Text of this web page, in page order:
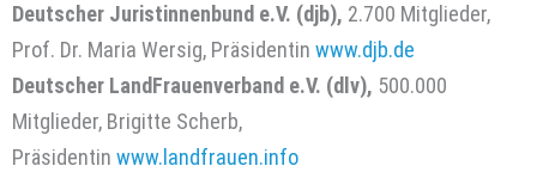
Deutscher Juristinnenbund e.V. (djb), 2.700 Mitglieder,
Prof. Dr. Maria Wersig, Präsidentin www.djb.de
Deutscher LandFrauenverband e.V. (dlv), 500.000
Mitglieder, Brigitte Scherb,
Präsidentin www.landfrauen.info